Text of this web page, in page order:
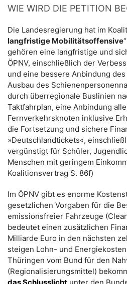
WIE WIRD DIE PETITION
Die Landesregierung hat im
langfristige Mobilitätsoffensive
gehören eine langfristige und
ÖPNV, einschließlich der
und eine bessere Anbindung
Ausbau des
durch überregionale Buslinien
Taktfahrplan, eine Anbindung
Fernverkehrsknoten inklusive
die Fortsetzung und sichere
»Deutschlandtickets«,
vergünstigt für Schüler,
Menschen mit geringem
Koalitionsvertrag S. 86f)
Im ÖPNV gibt es enorme
gesetzlichen Vorgaben für die
emissionsfreier Fahrzeuge
bedeutet einen zusätzlichen
Milliarde Euro in den nächsten
steigen Lohn- und
Thüringen vom Bund für den
(Regionalisierungsmittel)